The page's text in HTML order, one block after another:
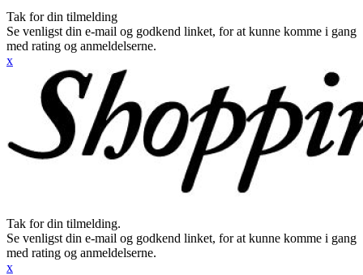
Tak for din tilmelding
Se venligst din e-mail og godkend linket, for at kunne komme i gang
med rating og anmeldelserne.
x
Tak for din tilmelding.
Se venligst din e-mail og godkend linket, for at kunne komme i gang
med rating og anmeldelserne.
x